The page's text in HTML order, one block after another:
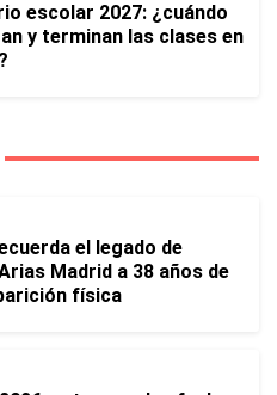
escolar 2027: ¿cuándo
y terminan las clases en
el legado de
Madrid a 38 años de
física